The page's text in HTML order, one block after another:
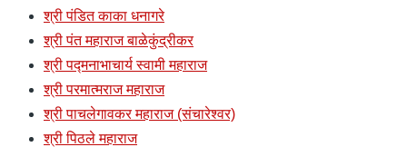
श्री पंडित काका धनागरे
श्री पंत महाराज बाळेकुंद्रीकर
श्री पद्मनाभाचार्य स्वामी महाराज
श्री परमात्मराज महाराज
श्री पाचलेगावकर महाराज (संचारेश्वर)
श्री पिठले महाराज